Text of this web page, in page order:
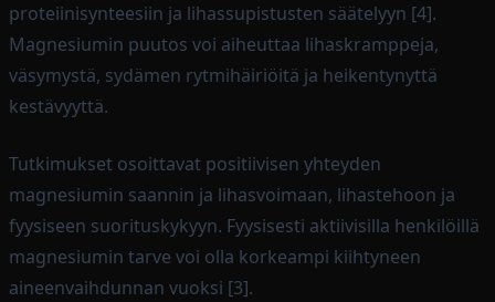
proteiinisynteesiin ja lihassupistusten säätelyyn [4].
Magnesiumin puutos voi aiheuttaa lihaskramppeja,
väsymystä, sydämen rytmihäiriöitä ja heikentynyttä
kestävyyttä.
Tutkimukset osoittavat positiivisen yhteyden
magnesiumin saannin ja lihasvoimaan, lihastehoon ja
fyysiseen suorituskykyyn. Fyysisesti aktiivisilla henkilöillä
magnesiumin tarve voi olla korkeampi kiihtyneen
aineenvaihdunnan vuoksi [3].